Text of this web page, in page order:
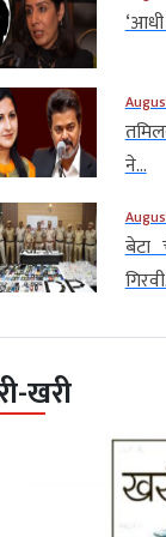
‘आधी
ने...
बेटा
खरी